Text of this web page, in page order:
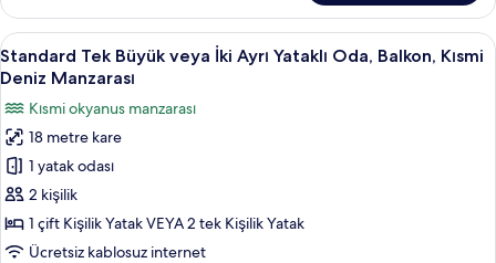
tüm
fotoğrafları
görün
2
Tek
Kişilik
Yatak,
Manzaralı
hakkında
daha
fazla
detay
Standard
Tek
veya
İki
Ayrı
Yataklı
Oda,
Balkon,
Masa, güneşlik/perde, ses yalıtımı,
4
Standard Tek Büyük veya İki Ayrı Yataklı Oda, Balkon, Kısmi
Deniz Manzarası
Kısmi okyanus manzarası
18 metre kare
1 yatak odası
2 kişilik
1 çift Kişilik Yatak VEYA 2 tek Kişilik Yatak
Ücretsiz kablosuz internet